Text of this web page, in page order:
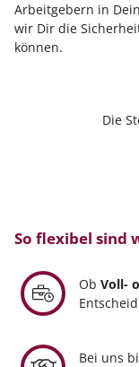
Arbeitgebern in
wir Dir die
können.
Die
So flexibel sind
Ob Voll-
Bei uns